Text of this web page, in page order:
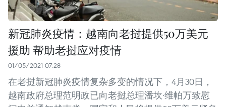
新冠肺炎疫情：越南向老挝提供50万美元
援助 帮助老挝应对疫情
01/05/2021 07:28
在老挝新冠肺炎疫情复杂多变的情况下，4月30日，
越南政府总理范明政已向老挝总理潘坎·维帕万致慰